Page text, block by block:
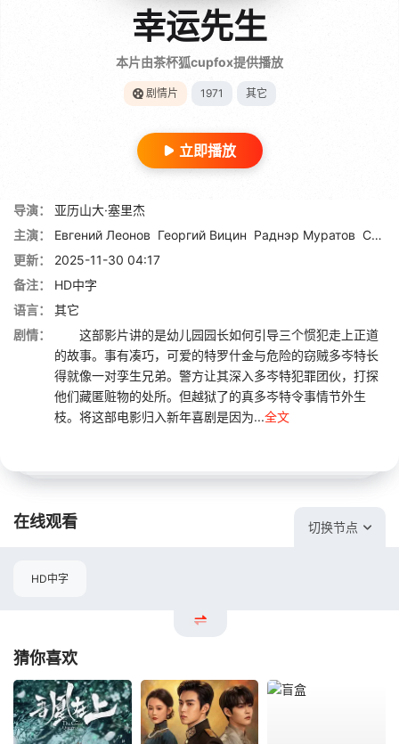
幸运先生
本片由茶杯狐cupfox提供播放
剧情片 1971 其它
立即播放
导演：
亚历山大·塞里杰
主演：
Евгений Леонов Георгий Вицин Раднэр Муратов Савелий Крамаров
更新：
2025-11-30 04:17
备注：
HD中字
语言：
其它
剧情：
这部影片讲的是幼儿园园长如何引导三个惯犯走上正道
的故事。事有凑巧，可爱的特罗什金与危险的窃贼多岑特长
得就像一对孪生兄弟。警方让其深入多岑特犯罪团伙，打探
他们藏匿赃物的处所。但越狱了的真多岑特令事情节外生
枝。将这部电影归入新年喜剧是因为...全文
在线观看 切换节点
HD中字
猜你喜欢